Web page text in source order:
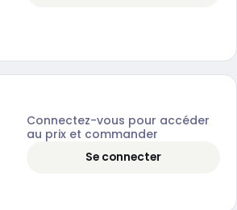
Connectez-vous pour accéder
au prix et commander
Se connecter